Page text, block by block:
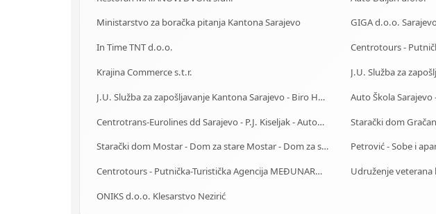
Ministarstvo za boračka pitanja Kantona Sarajevo
GIGA d.o.o.
In Time TNT d.o.o.
Centrotours -
Krajina Commerce s.t.r.
J.U. Služba za zapošljavanje Kantona Sarajevo - Biro Hadžići
Centrotrans-Eurolines dd Sarajevo - P.J. Kiseljak - Autobuska stanica
Starački dom Mostar - Dom za stare Mostar - Dom za stara lica Mostar
Petrović - Sobe i
Centrotours - Putnička-Turistička Agencija MEĐUNARODNI AERODROM Sarajevo
ONIKS d.o.o. Klesarstvo Nezirić